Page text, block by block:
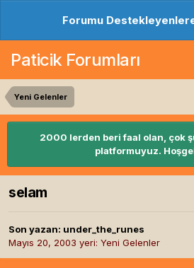
Forumu Destekleyenlere
Paticik Forumları
Yeni Gelenler
2000 lerden beri faal olan, çok
platformuyuz.
selam
Son yazan: under_the_runes
Mayıs 20, 2003 yeri: Yeni Gelenler